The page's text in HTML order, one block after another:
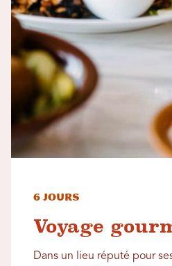
6 jours
Voyage
Dans un lieu réputé pour